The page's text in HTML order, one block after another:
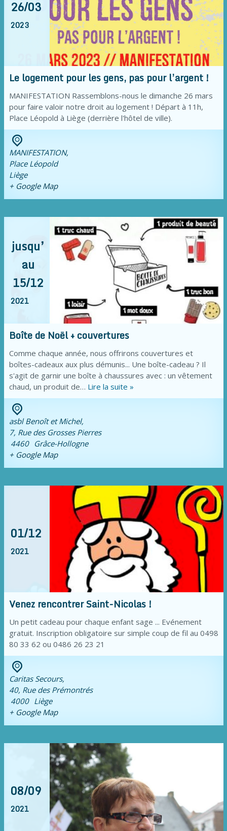
26/03
2023
Le logement pour les gens, pas pour l’argent !
MANIFESTATION Rassemblons-nous le dimanche 26 mars
pour faire valoir notre droit au logement ! Départ à 11h,
Place Léopold à Liège (derrière l'hôtel de ville).
MANIFESTATION,
Place Léopold
Liège
+ Google Map
jusqu’
au
15/12
2021
Boîte de Noël + couvertures
Comme chaque année, nous offrirons couvertures et
boîtes-cadeaux aux plus démunis... Une boîte-cadeau ? Il
s'agit de garnir une boîte à chaussures avec : un vêtement
chaud, un produit de… Lire la suite »
asbl Benoît et Michel,
7, Rue des Grosses Pierres
4460
Grâce-Hollogne
+ Google Map
01/12
2021
Venez rencontrer Saint-Nicolas !
Un petit cadeau pour chaque enfant sage ... Evénement
gratuit. Inscription obligatoire sur simple coup de fil au 0498
80 33 62 ou 0486 26 23 21
Caritas Secours,
40, Rue des Prémontrés
4000 Liège
+ Google Map
08/09
2021